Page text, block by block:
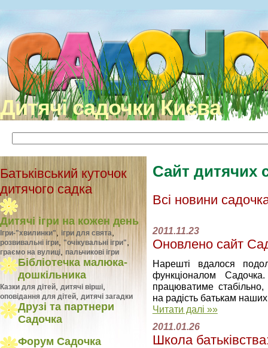
Дитячі садочки Києва
Батьківський куточок
дитячого садка
Дитячі ігри на кожен день
Ігри-"хвилинки" ігри для свята
розвивальні ігри "очікувальні ігри"
граємо на вулиці пальчикові ігри
Бібліотечка малюка-
дошкільника
Казки для дітей дитячі вірші
оповідання для дітей дитячі загадки
Друзі та партнери
Садочка
Форум Садочка
Сайт дитячих
Всі новини
2011.11.23
Оновлено сайт
Нарештi вдалося
функцiоналом
працюватиме стабiльно,
на радiсть батькам
Читати далі »»
2011.01.26
Школа